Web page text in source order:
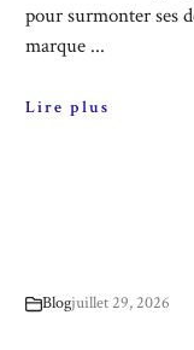
pour surmonter ses
marque ...
Lire plus
Blogjuillet 29, 2026